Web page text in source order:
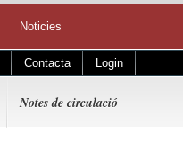
Noticies
Contacta Login
Notes de circulació